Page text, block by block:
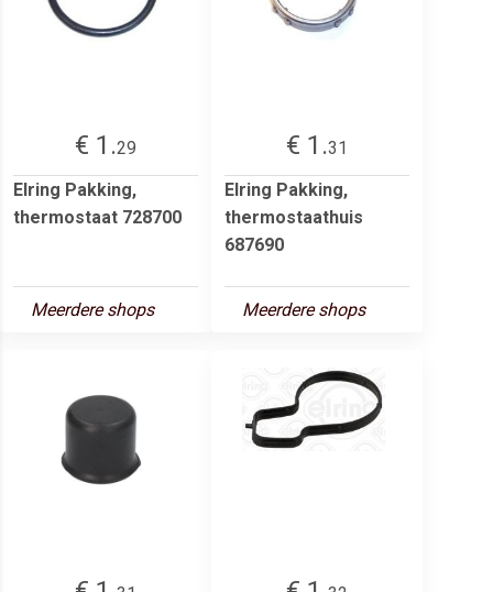
€ 1.29
Elring Pakking,
thermostaat 728700
Meerdere shops
€ 1.31
Elring Pakking,
thermostaathuis
687690
Meerdere shops